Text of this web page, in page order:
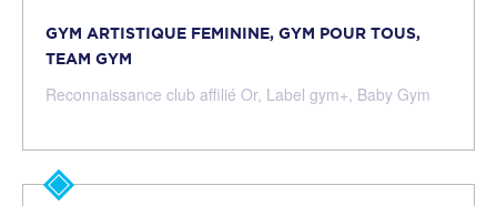
GYM ARTISTIQUE FEMININE, GYM POUR TOUS,
TEAM GYM
Reconnaissance club affilié Or, Label gym+, Baby Gym